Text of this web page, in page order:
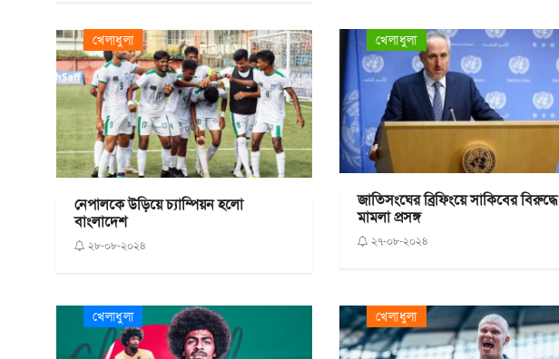
খেলাধুলা
নেপালকে উড়িয়ে চ্যাম্পিয়ন হলো
বাংলাদেশ
২৮-০৮-২০২৪
খেলাধুলা
জাতিসংঘের ব্রিফিংয়ে সাকিবের বিরুদ্ধে
মামলা প্রসঙ্গ
২৭-০৮-২০২৪
খেলাধুলা খেলাধুলা